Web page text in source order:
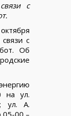
с
с
Об
на ул.
ул. А.
05-00 –